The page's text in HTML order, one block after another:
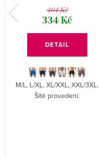
464 Kč
334 Kč
DETAIL
M/L, L/XL, XL/XXL, XXL/3XL.
Šité provedení.